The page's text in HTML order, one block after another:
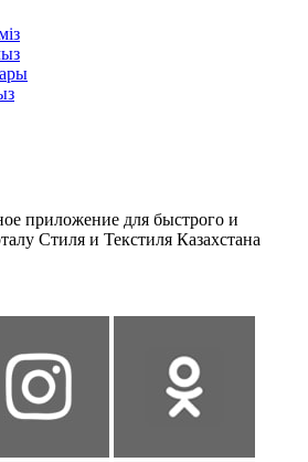
приложение для быстрого и
Стиля и Текстиля Казахстана